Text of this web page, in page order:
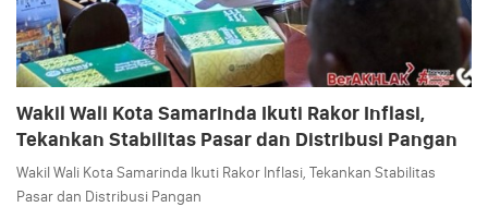
Wakil Wali Kota Samarinda Ikuti Rakor Inflasi,
Tekankan Stabilitas Pasar dan Distribusi Pangan
Wakil Wali Kota Samarinda Ikuti Rakor Inflasi, Tekankan Stabilitas
Pasar dan Distribusi Pangan